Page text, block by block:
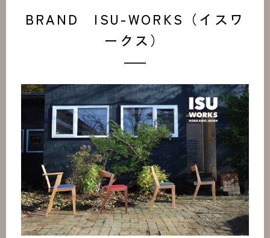
BRAND ISU-WORKS（イスワ
ークス）